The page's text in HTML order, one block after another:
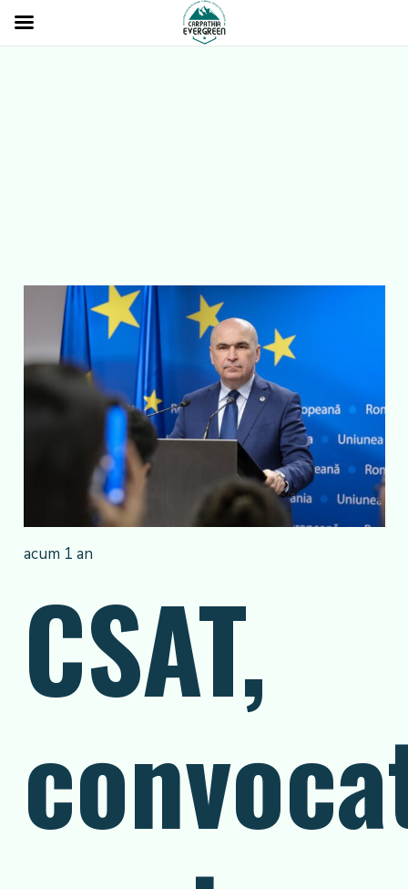
acum 1 an
CSAT,